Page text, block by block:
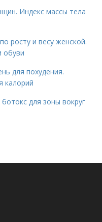
Индекс массы тела
росту и весу женской.
обуви
для похудения.
калорий
ботокс для зоны вокруг